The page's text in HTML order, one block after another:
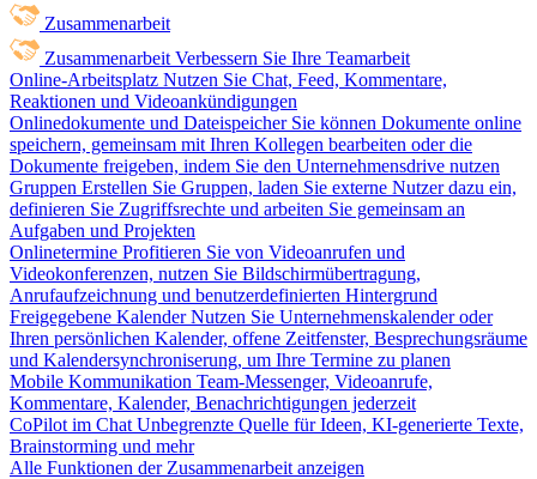
Zusammenarbeit
Zusammenarbeit Verbessern Sie Ihre Teamarbeit
Online-Arbeitsplatz Nutzen Sie Chat, Feed, Kommentare,
Reaktionen und Videoankündigungen
Onlinedokumente und Dateispeicher Sie können Dokumente online
speichern, gemeinsam mit Ihren Kollegen bearbeiten oder die
Dokumente freigeben, indem Sie den Unternehmensdrive nutzen
Gruppen Erstellen Sie Gruppen, laden Sie externe Nutzer dazu ein,
definieren Sie Zugriffsrechte und arbeiten Sie gemeinsam an
Aufgaben und Projekten
Onlinetermine Profitieren Sie von Videoanrufen und
Videokonferenzen, nutzen Sie Bildschirmübertragung,
Anrufaufzeichnung und benutzerdefinierten Hintergrund
Freigegebene Kalender Nutzen Sie Unternehmenskalender oder
Ihren persönlichen Kalender, offene Zeitfenster, Besprechungsräume
und Kalendersynchroniserung, um Ihre Termine zu planen
Mobile Kommunikation Team-Messenger, Videoanrufe,
Kommentare, Kalender, Benachrichtigungen jederzeit
CoPilot im Chat Unbegrenzte Quelle für Ideen, KI-generierte Texte,
Brainstorming und mehr
Alle Funktionen der Zusammenarbeit anzeigen